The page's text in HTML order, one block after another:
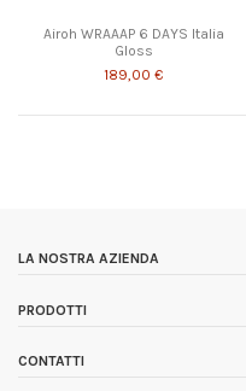
Airoh WRAAAP 6 DAYS Italia
Gloss
189,00 €
LA NOSTRA AZIENDA
PRODOTTI
CONTATTI